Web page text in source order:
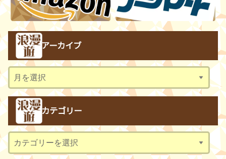
アーカイブ
ア
ー
カ
ブ
カテゴリー
テ